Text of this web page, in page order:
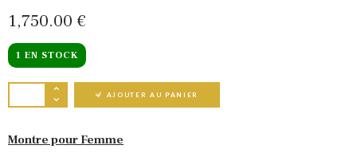
1,750 00 €
1 EN STOCK
QUANTITÉ DE BAUME & MERCIER SHOGUN
AJOUTER AU PANIER
Montre pour Femme